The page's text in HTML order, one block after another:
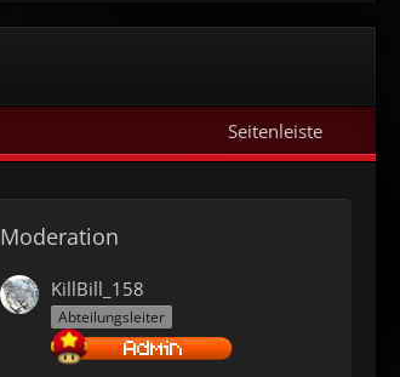
Seitenleiste
Moderation
KillBill_158
Abteilungsleiter